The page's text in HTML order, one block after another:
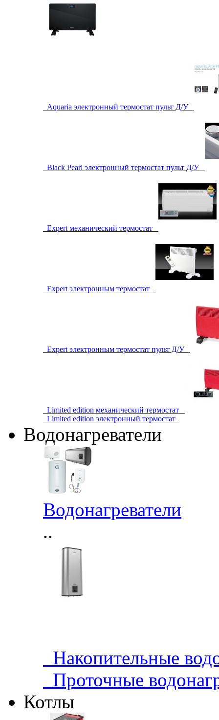
Aquaria электронный термостат пульт Д/У
Black Pearl электронный термостат пульт Д/У
Expert механический термостат
Expert электронным термостат
Expert электронным термостат пульт Д/У
Limited edition механический термостат
Limited edition электронный термостат
Водонагреватели
Водонагреватели
..
Накопительные
Проточные
Котлы